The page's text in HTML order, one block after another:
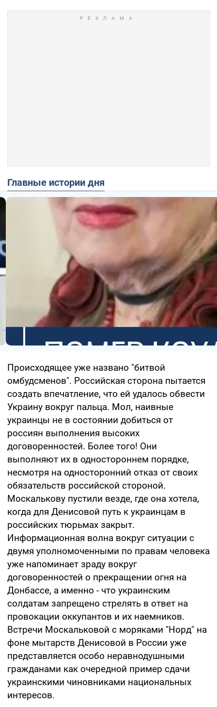
Главные истории дня
Происходящее уже названо "битвой
омбудсменов". Российская сторона пытается
создать впечатление, что ей удалось обвести
Украину вокруг пальца. Мол, наивные
украинцы не в состоянии добиться от
россиян выполнения высоких
договоренностей. Более того! Они
выполняют их в одностороннем порядке,
несмотря на односторонний отказ от своих
обязательств российской стороной.
Москалькову пустили везде, где она хотела,
когда для Денисовой путь к украинцам в
российских тюрьмах закрыт.
Информационная волна вокруг ситуации с
двумя уполномоченными по правам человека
уже напоминает зраду вокруг
договоренностей о прекращении огня на
Донбассе, а именно - что украинским
солдатам запрещено стрелять в ответ на
провокации оккупантов и их наемников.
Встречи Москальковой с моряками "Норд" на
фоне мытарств Денисовой в России уже
представляется особо неравнодушными
гражданами как очередной пример сдачи
украинскими чиновниками национальных
интересов.